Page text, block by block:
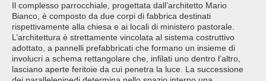
Il complesso parrocchiale, progettata dall’architetto Mario
Bianco, è composto da due corpi di fabbrica destinati
rispettivamente alla chiesa e ai locali di ministero pastorale.
L’architettura è strettamente vincolata al sistema costruttivo
adottato, a pannelli prefabbricati che formano un insieme di
involucri a schema rettangolare che, infilati uno dentro l’altro,
lasciano aperte feritoie da cui penetra la luce. La successione